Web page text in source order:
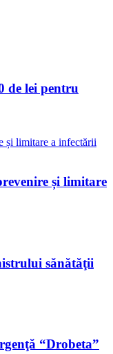
de lei pentru
și limitare
sănătăţii
“Drobeta”